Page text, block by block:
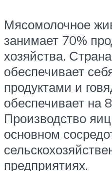
Мясомолочное
занимает 70%
хозяйства.
обеспечивает
продуктами и
обеспечивает на
Производство
основном
предприятиях.